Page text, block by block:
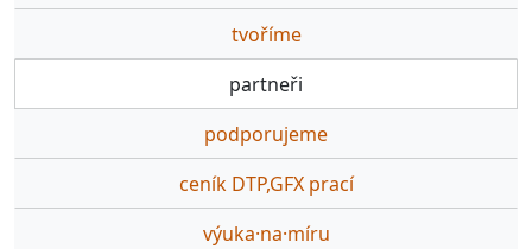
tvoříme
partneři
podporujeme
ceník DTP,GFX prací
výuka·na·míru